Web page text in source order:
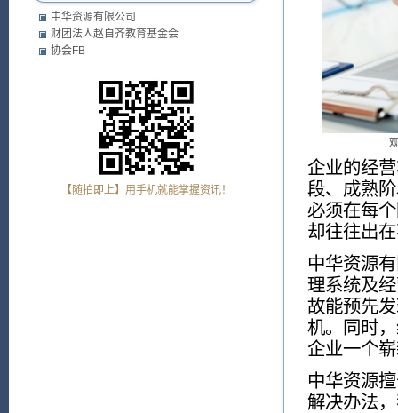
企业的经
段、成熟
必须在每
却往往出
中华资源
理系统及
故能预先
机。同时
企业一个
中华资源
解决办法
中华资源有限公司
财团法人赵自齐教育基金会
协会FB
【随拍即上】用手机就能掌握资讯！